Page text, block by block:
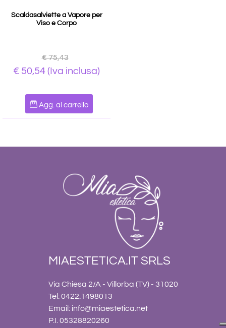
Scaldasalviette a Vapore per
Viso e Corpo
€ 75,43
€ 50,54 (Iva inclusa)
Agg. al carrello
MIAESTETICA.IT SRLS
Via Chiesa 2/A - Villorba (TV) - 31020
Tel: 0422.1498013
Email: info@miaestetica.net
P.I. 05328820260